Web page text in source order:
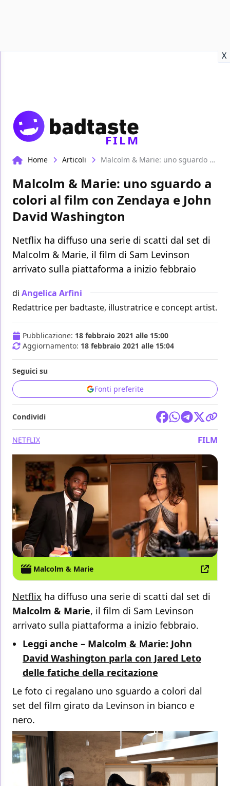
X
FILM
Home Articoli Malcolm & Marie: uno sguardo a colori al film con Zendaya e John David Washington
Malcolm & Marie: uno sguardo a
colori al film con Zendaya e John
David Washington
Netflix ha diffuso una serie di scatti dal set di
Malcolm & Marie, il film di Sam Levinson
arrivato sulla piattaforma a inizio febbraio
di Angelica Arfini
Redattrice per badtaste, illustratrice e concept artist.
Pubblicazione: 18 febbraio 2021 alle 15:00
Aggiornamento: 18 febbraio 2021 alle 15:04
Seguici su
Fonti preferite
Condividi
NETFLIX FILM
Malcolm & Marie
Netflix ha diffuso una serie di scatti dal set di
Malcolm & Marie, il film di Sam Levinson
arrivato sulla piattaforma a inizio febbraio.
Leggi anche – Malcolm & Marie: John
David Washington parla con Jared Leto
delle fatiche della recitazione
Le foto ci regalano uno sguardo a colori dal
set del film girato da Levinson in bianco e
nero.